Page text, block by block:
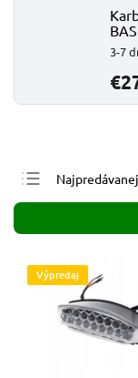
3-7
Najlacnejšie
Najdrahšie
Abecedne
Výpredaj